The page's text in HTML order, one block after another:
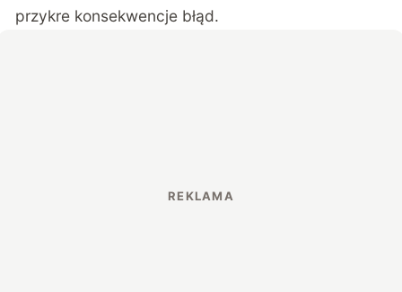
przykre konsekwencje błąd.